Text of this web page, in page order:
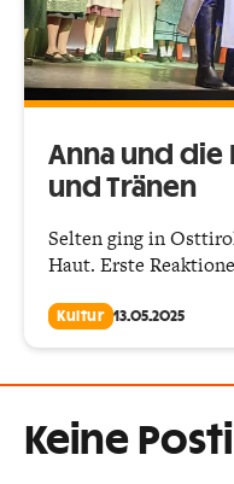
Anna und die
und Tränen
Selten ging in
Haut. Erste
Kultur 13.05.2025
Keine